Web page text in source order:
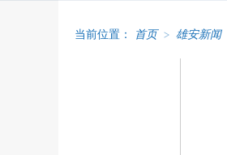
当前位置： 首页 > 雄安新闻